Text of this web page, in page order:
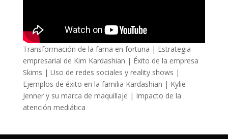
Transformación de la fama en fortuna | Estrategia
empresarial de Kim Kardashian | Éxito de la empresa
Skims | Uso de redes sociales y reality shows |
Ejemplos de éxito en la familia Kardashian | Kylie
Jenner y su marca de maquillaje | Impacto de la
atención mediática